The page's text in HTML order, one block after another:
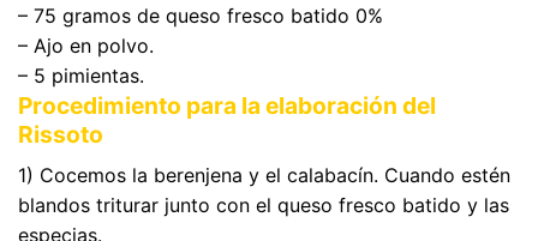
– 75 gramos de queso fresco batido 0%
– Ajo en polvo.
– 5 pimientas.
Procedimiento para la elaboración del
Rissoto
1) Cocemos la berenjena y el calabacín. Cuando estén
blandos triturar junto con el queso fresco batido y las
especias.